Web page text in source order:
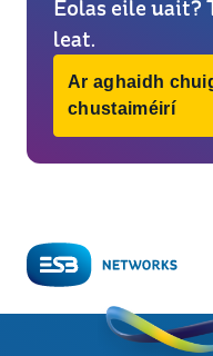
Eolas eile uait?
leat.
Ar aghaidh
chustaiméirí